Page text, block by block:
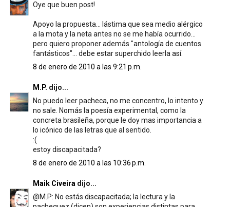
Oye que buen post!
Apoyo la propuesta... lástima que sea medio alérgico
a la mota y la neta antes no se me había ocurrido...
pero quiero proponer además "antología de cuentos
fantásticos"... debe estar superchido leerla así.
8 de enero de 2010 a las 9:21 p.m.
M.P. dijo...
No puedo leer pacheca, no me concentro, lo intento y
no sale. Nomás la poesía experimental, como la
concreta brasileña, porque le doy mas importancia a
lo icónico de las letras que al sentido.
:(
estoy discapacitada?
8 de enero de 2010 a las 10:36 p.m.
Maik Civeira dijo...
@M.P: No estás discapacitada; la lectura y la